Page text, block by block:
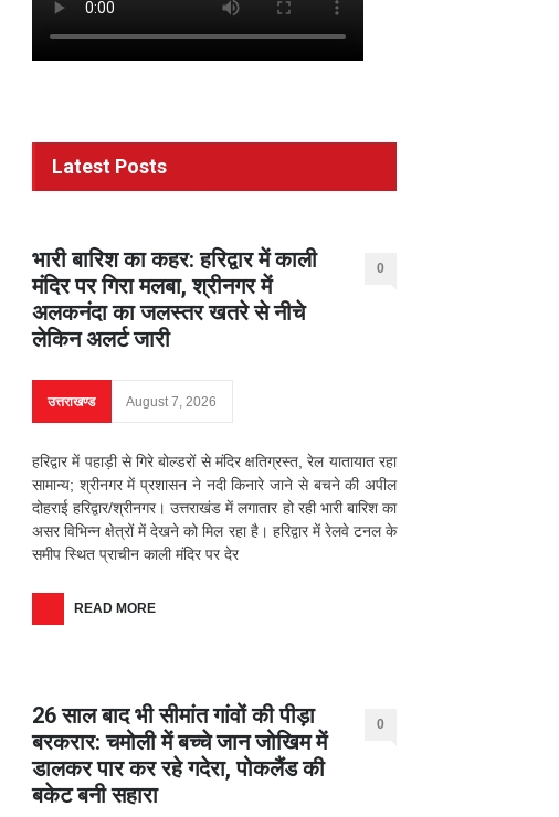
Latest Posts
भारी बारिश का कहर: हरिद्वार में काली
मंदिर पर गिरा मलबा, श्रीनगर में
अलकनंदा का जलस्तर खतरे से नीचे
लेकिन अलर्ट जारी
0
उत्तराखण्ड August 7, 2026
हरिद्वार में पहाड़ी से गिरे बोल्डरों से मंदिर क्षतिग्रस्त, रेल यातायात रहा
सामान्य; श्रीनगर में प्रशासन ने नदी किनारे जाने से बचने की अपील
दोहराई हरिद्वार/श्रीनगर। उत्तराखंड में लगातार हो रही भारी बारिश का
असर विभिन्न क्षेत्रों में देखने को मिल रहा है। हरिद्वार में रेलवे टनल के
समीप स्थित प्राचीन काली मंदिर पर देर
READ MORE
26 साल बाद भी सीमांत गांवों की पीड़ा
बरकरार: चमोली में बच्चे जान जोखिम में
डालकर पार कर रहे गदेरा, पोकलैंड की
बकेट बनी सहारा
0